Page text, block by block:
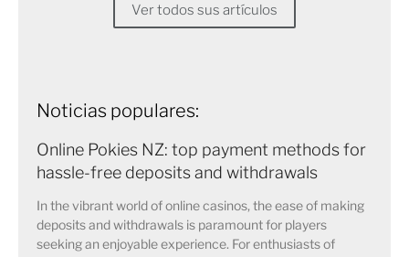
Ver todos sus artículos
Noticias populares:
Online Pokies NZ: top payment methods for
hassle-free deposits and withdrawals
In the vibrant world of online casinos, the ease of making
deposits and withdrawals is paramount for players
seeking an enjoyable experience. For enthusiasts of